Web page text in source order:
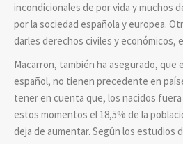
incondicionales de por vida y muchos
por la sociedad española y europea.
darles derechos civiles y económicos,
Macarron, también ha asegurado, que
español, no tienen precedente en
tener en cuenta que, los nacidos
estos momentos el 18,5% de la
deja de aumentar. Según los estudios